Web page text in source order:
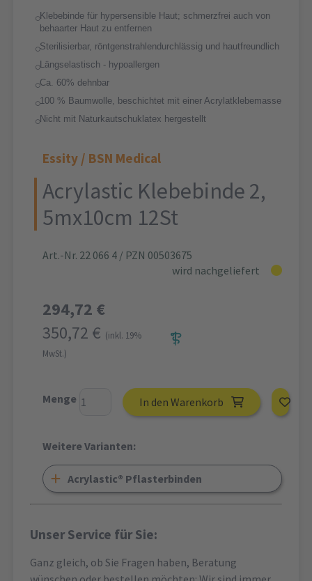
Klebebinde für hypersensible Haut; schmerzfrei auch von
behaarter Haut zu entfernen
Sterilisierbar, röntgenstrahlendurchlässig und hautfreundlich
Längselastisch - hypoallergen
Ca. 60% dehnbar
100 % Baumwolle, beschichtet mit einer Acrylatklebemasse
Nicht mit Naturkautschuklatex hergestellt
Essity / BSN Medical
Acrylastic Klebebinde 2,
5mx10cm 12St
Art.-Nr. 22 066 4 / PZN 00503675
wird nachgeliefert
294,72 €
350,72 € (inkl. 19%
MwSt.)
Menge In den Warenkorb
Weitere Varianten:
Acrylastic® Pflasterbinden
Unser Service für Sie:
Ganz gleich, ob Sie Fragen haben, Beratung